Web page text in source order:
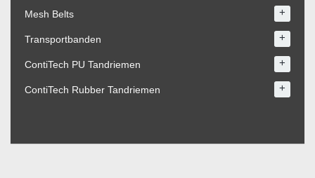
Mesh Belts +
Transportbanden +
ContiTech PU Tandriemen +
ContiTech Rubber Tandriemen +